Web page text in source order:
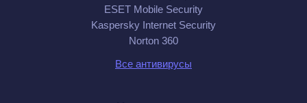
ESET Mobile Security
Kaspersky Internet Security
Norton 360
Все антивирусы